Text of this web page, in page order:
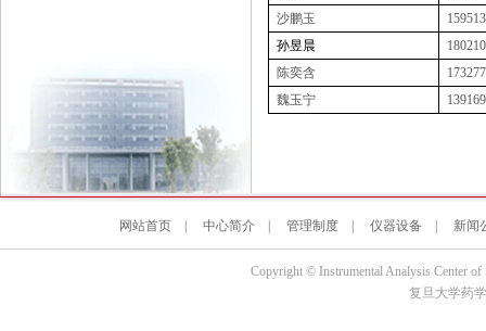
沙鹏玉
孙昱晨
陈奕含
魏玉宁
网站首页| 中心简介| 管理制度| 仪器设备 新闻
Copyright © Instrumental Analysis Center
复旦大学药